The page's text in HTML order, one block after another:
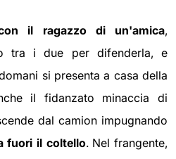
il ragazzo di un'amica,
tra i due per difenderla, e
si presenta a casa della
il fidanzato minaccia di
dal camion impugnando
fuori il coltello. Nel frangente,